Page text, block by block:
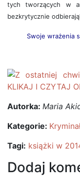
tych tworzących w
bezkrytycznie
Swoje wrażenia
Autorka: Maria
Kategorie:
Tagi: książki w
Dodaj